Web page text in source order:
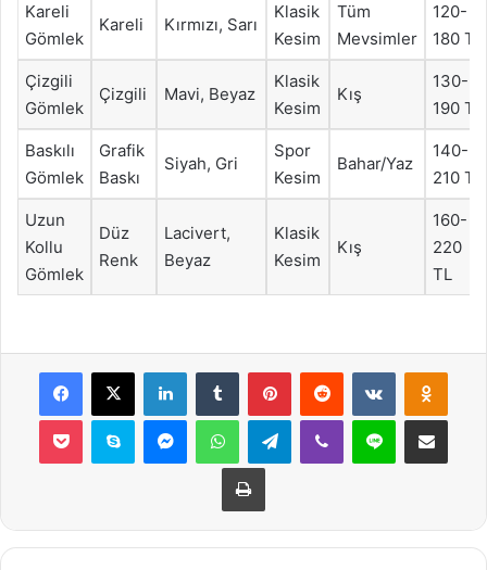
Kareli
Gömlek
Kareli Kırmızı, Sarı
Klasik
Kesim
Tüm
Mevsimler
120-
180 TL
Çizgili
Gömlek
Çizgili Mavi, Beyaz
Klasik
Kesim
Kış
130-
190 TL
Baskılı
Gömlek
Grafik
Baskı
Siyah, Gri
Spor
Kesim
Bahar/Yaz
140-
210 TL
Uzun
Kollu
Gömlek
Düz
Renk
Lacivert,
Beyaz
Klasik
Kesim
Kış
160-
220
TL
Facebook
X LinkedInTumblr PinterestReddit VKontakte
Pocket Skype MessengerWhatsAppTelegramViber Line E-Posta ile
Yazdır